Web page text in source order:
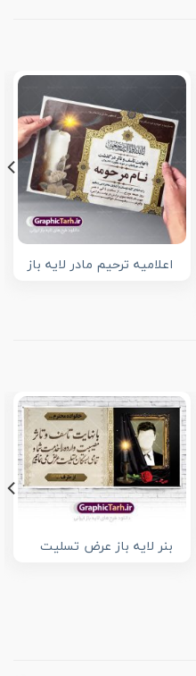
اعلامیه ترحیم مادر لایه باز
بنر لایه باز عرض تسلیت